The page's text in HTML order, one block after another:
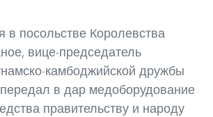
в посольстве Королевства
вице-председатель
камбоджийской дружбы
в дар медоборудование
правительству и народу